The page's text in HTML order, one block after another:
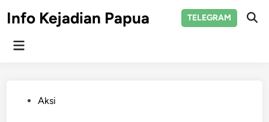
toInfo Kejadian Papua TELEGRAM
Main
PostedAksi